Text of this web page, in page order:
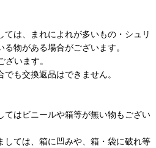
は、まれによれが多いもの・シュリ
物がある場合がございます。
います。
も交換返品はできません。
てはビニールや箱等が無い物もござい
しては、箱に凹みや、箱・袋に破れ等